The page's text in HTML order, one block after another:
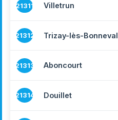
21311 Villetrun
21312 Trizay-lès-Bonneval
21313 Aboncourt
21314 Douillet